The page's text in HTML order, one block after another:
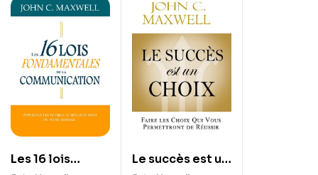
Les 16 lois
Le succès est un